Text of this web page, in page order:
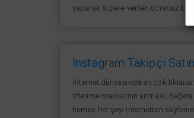
yaparak sizlere verilen ücretsiz
İnstagram Takipçi
İnternet dünyasında en çok
izlenme oranlarının artması,
hemen her şeyi internetten